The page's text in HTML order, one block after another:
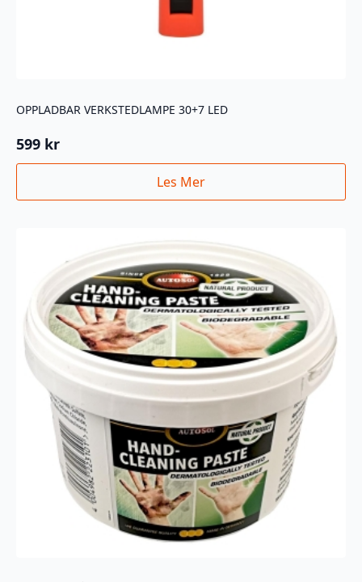
OPPLADBAR VERKSTEDLAMPE 30+7 LED
599 kr
Les Mer